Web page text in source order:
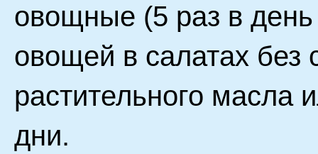
овощные (5 раз в
овощей в салатах без
растительного масла
дни.